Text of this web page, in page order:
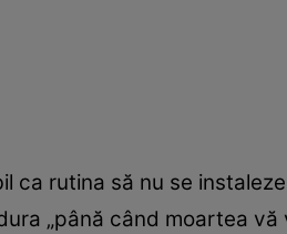
ca rutina să nu se
„până când moartea vă